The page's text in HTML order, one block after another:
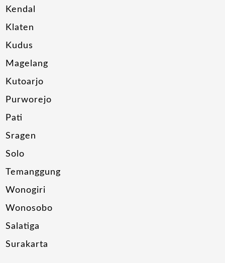
Kendal
Klaten
Kudus
Magelang
Kutoarjo
Purworejo
Pati
Sragen
Solo
Temanggung
Wonogiri
Wonosobo
Salatiga
Surakarta